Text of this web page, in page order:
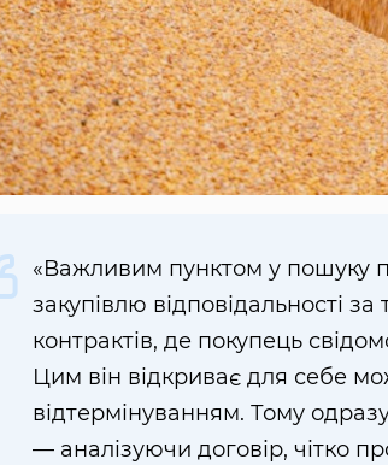
«Важливим пунктом у пошуку
закупівлю відповідальності
контрактів, де покупець
Цим він відкриває для себе
відтермінуванням. Тому
— аналізуючи договір, чітко